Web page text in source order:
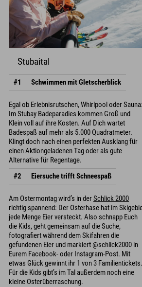
Stubaital
#1 Schwimmen mit Gletscherblick
Egal ob Erlebnisrutschen, Whirlpool oder Sauna:
ImStubay Badeparadies kommen Groß und
Klein voll auf ihre Kosten. Auf Dich wartet
Badespaß auf mehr als 5.000 Quadratmeter.
Klingt doch nach einen perfekten Ausklang für
einen Aktiongeladenen Tag oder als gute
Alternative für Regentage.
#2
Eiersuche trifft Schneespaß
Am Ostermontag wird’s in derSchlick 2000
richtig spannend: Der Osterhase hat im
jede Menge Eier versteckt. Also schnapp Euch
die Kids, geht gemeinsam auf die Suche,
fotografiert während dem Skifahren die
gefundenen Eier und markiert @schlick2000 in
Eurem Facebook- oder Instagram-Post. Mit
etwas Glück gewinnt ihr 1 von 3 Familientickets.
Für die Kids gibt’s im Tal außerdem noch eine
kleine Osterüberraschung.